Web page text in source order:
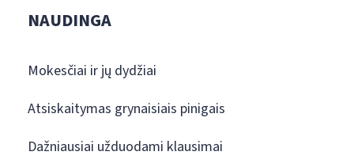
NAUDINGA
Mokesčiai ir jų dydžiai
Atsiskaitymas grynaisiais pinigais
Dažniausiai užduodami klausimai